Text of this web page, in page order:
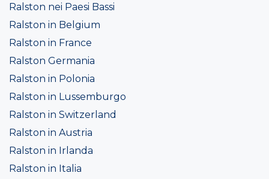
Ralston nei Paesi Bassi
Ralston in Belgium
Ralston in France
Ralston Germania
Ralston in Polonia
Ralston in Lussemburgo
Ralston in Switzerland
Ralston in Austria
Ralston in Irlanda
Ralston in Italia